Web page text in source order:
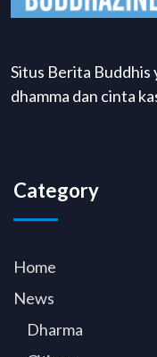
Situs Berita Buddhis
dhamma dan cinta
Category
Home
News
Dharma